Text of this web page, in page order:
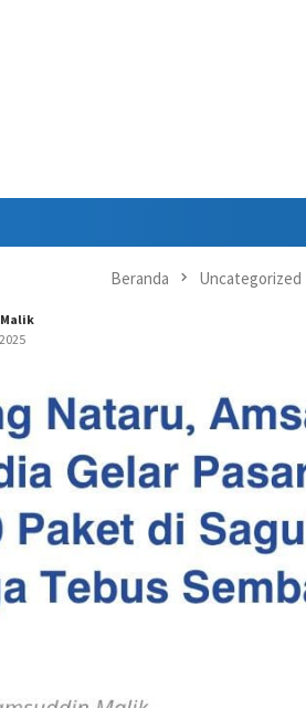
Beranda Uncategorized